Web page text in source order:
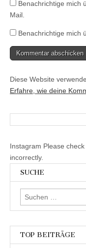
Benachrichtige mich
Mail.
Benachrichtige mich
Diese Website
Erfahre, wie deine
Instagram Please
incorrectly.
SUCHE
Suchen
nach:
TOP BEITRÄGE